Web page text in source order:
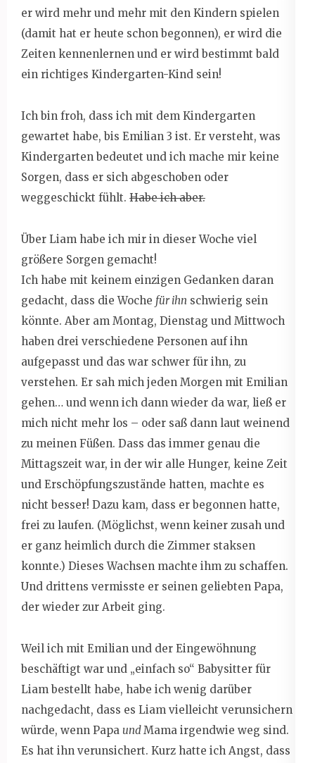
er wird mehr und mehr mit den Kindern spielen
(damit hat er heute schon begonnen), er wird die
Zeiten kennenlernen und er wird bestimmt bald
ein richtiges Kindergarten-Kind sein!
Ich bin froh, dass ich mit dem Kindergarten
gewartet habe, bis Emilian 3 ist. Er versteht, was
Kindergarten bedeutet und ich mache mir keine
Sorgen, dass er sich abgeschoben oder
weggeschickt fühlt. Habe ich aber.
Über Liam habe ich mir in dieser Woche viel
größere Sorgen gemacht!
Ich habe mit keinem einzigen Gedanken daran
gedacht, dass die Woche für ihn schwierig sein
könnte. Aber am Montag, Dienstag und Mittwoch
haben drei verschiedene Personen auf ihn
aufgepasst und das war schwer für ihn, zu
verstehen. Er sah mich jeden Morgen mit Emilian
gehen… und wenn ich dann wieder da war, ließ er
mich nicht mehr los – oder saß dann laut weinend
zu meinen Füßen. Dass das immer genau die
Mittagszeit war, in der wir alle Hunger, keine Zeit
und Erschöpfungszustände hatten, machte es
nicht besser! Dazu kam, dass er begonnen hatte,
frei zu laufen. (Möglichst, wenn keiner zusah und
er ganz heimlich durch die Zimmer staksen
konnte.) Dieses Wachsen machte ihm zu schaffen.
Und drittens vermisste er seinen geliebten Papa,
der wieder zur Arbeit ging.
Weil ich mit Emilian und der Eingewöhnung
beschäftigt war und „einfach so“ Babysitter für
Liam bestellt habe, habe ich wenig darüber
nachgedacht, dass es Liam vielleicht verunsichern
würde, wenn Papa undMama irgendwie weg sind.
Es hat ihn verunsichert. Kurz hatte ich Angst, dass